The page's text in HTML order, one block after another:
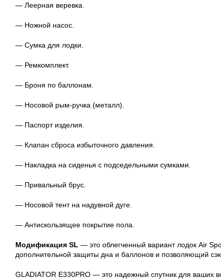
— Леерная веревка.
— Ножной насос.
— Сумка для лодки.
— Ремкомплект.
— Броня по баллонам.
— Носовой рым-ручка (металл).
— Паспорт изделия.
— Клапан сброса избыточного давления.
— Накладка на сиденья с подседельными сумками.
— Привальный брус.
— Носовой тент на надувной дуге.
— Антискользящее покрытие пола.
Модификация SL — это облегченный вариант лодок Air
дополнительной защиты дна и баллонов и позволяющий
GLADIATOR E330PRO — это надежный спутник для ваших